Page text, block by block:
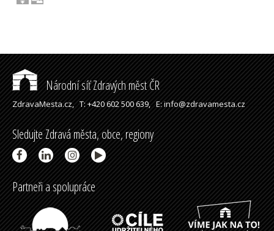
Národní síť Zdravých měst ČR
ZdravaMesta.cz,T: +420 602 500 639,E: info@zdravamesta.cz
Sledujte Zdravá města, obce, regiony
Partneři a spolupráce